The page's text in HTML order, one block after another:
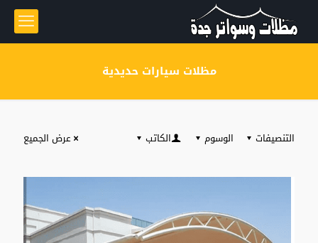
مظلات سيارات حديدية
التنصيفات الوسوم الكاتب عرض الجميع